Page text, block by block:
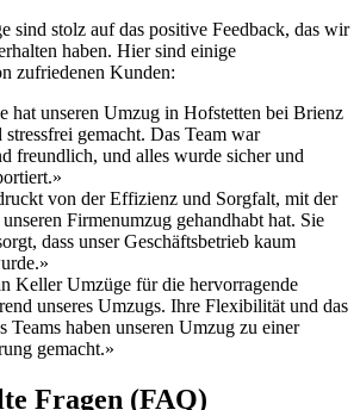
sind stolz auf das positive Feedback, das wir
haben. Hier sind einige
zufriedenen Kunden:
hat unseren Umzug in Hofstetten bei Brienz
gemacht. Das Team war
freundlich, und alles wurde sicher und
von der Effizienz und Sorgfalt, mit der
Firmenumzug gehandhabt hat. Sie
dass unser Geschäftsbetrieb kaum
Keller Umzüge für die hervorragende
unseres Umzugs. Ihre Flexibilität und das
Teams haben unseren Umzug zu einer
gemacht.»
Fragen (FAQ)